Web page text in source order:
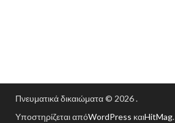
Πνευματικά δικαιώματα © 2026.
Υποστηρίζεται απόWordPress καιHitMag.